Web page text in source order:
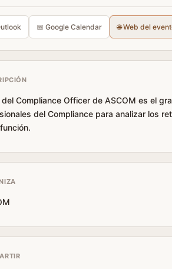
📅 Google Calendar 🌐 Web del
del Compliance Officer de ASCOM es el
del Compliance para analizar los